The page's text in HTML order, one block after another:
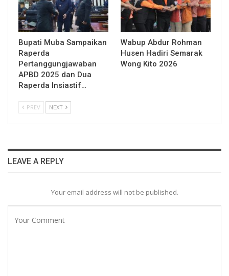
Bupati Muba Sampaikan
Raperda
Pertanggungjawaban
APBD 2025 dan Dua
Raperda Insiastif…
Wabup Abdur Rohman
Husen Hadiri Semarak
Wong Kito 2026
PREV NEXT
LEAVE A REPLY
Your email address will not be published.